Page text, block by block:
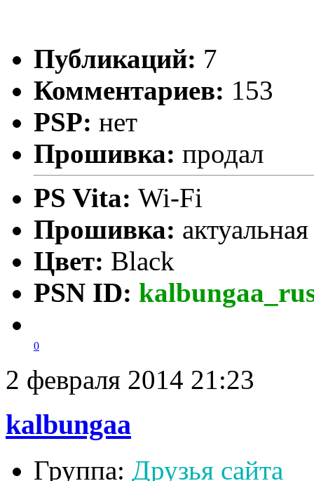
Публикаций: 7
Комментариев: 153
PSP: нет
Прошивка: продал
PS Vita: Wi-Fi
Прошивка:
Цвет: Black
PSN ID:
0
2 февраля 2014 21:23
kalbungaa
Группа: Друзья сайта